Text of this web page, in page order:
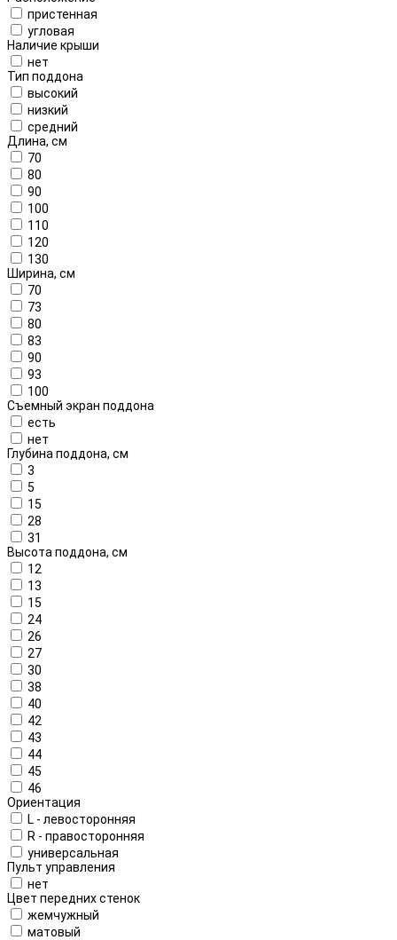
пристенная
угловая
Наличие крыши
нет
Тип поддона
высокий
низкий
средний
Длина, см
70
80
90
100
110
120
130
Ширина, см
70
73
80
83
90
93
100
Съемный экран поддона
есть
нет
Глубина поддона, см
3
5
15
28
31
Высота поддона, см
12
13
15
24
26
27
30
38
40
42
43
44
45
46
Ориентация
L - левосторонняя
R - правосторонняя
универсальная
Пульт управления
нет
Цвет передних стенок
жемчужный
матовый